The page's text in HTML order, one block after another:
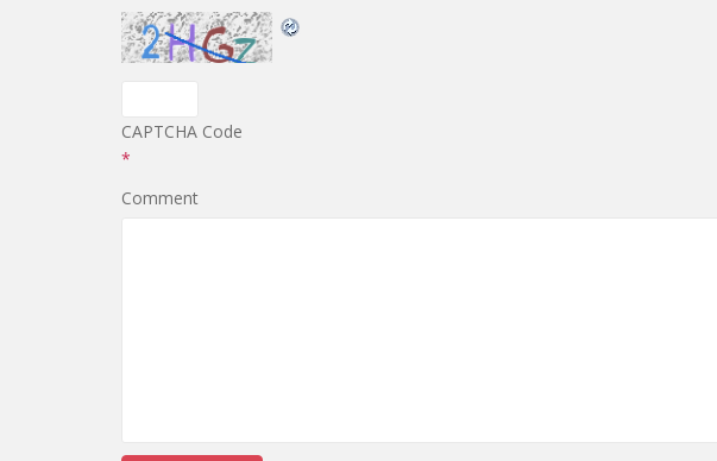
CAPTCHA Code
*
Comment